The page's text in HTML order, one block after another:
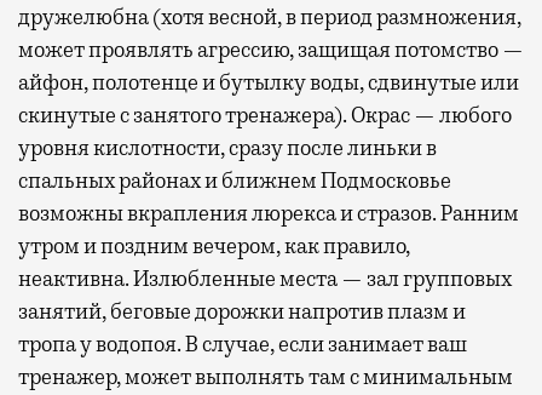
дружелюбна (хотя весной, в период размножения,
может проявлять агрессию, защищая потомство —
айфон, полотенце и бутылку воды, сдвинутые или
скинутые с занятого тренажера). Окрас — любого
уровня кислотности, сразу после линьки в
спальных районах и ближнем Подмосковье
возможны вкрапления люрекса и стразов. Ранним
утром и поздним вечером, как правило,
неактивна. Излюбленные места — зал групповых
занятий, беговые дорожки напротив плазм и
тропа у водопоя. В случае, если занимает ваш
тренажер, может выполнять там с минимальным